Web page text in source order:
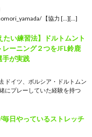
【協力 […][…]
い練習法】ドルトムント
ーニング２つをJFL鈴鹿
手が実践
ドイツ、ボルシア・ドルトムン
にプレーしていた経験を持つ
毎日やっているストレッチ